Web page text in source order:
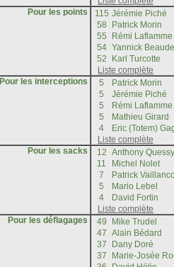
Pour les points
Pour les interceptions
Pour les sacks
Pour les déflagages